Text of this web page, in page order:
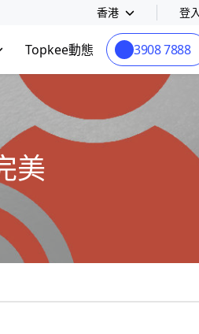
香港 登入
Topkee動態 3908 7888
美